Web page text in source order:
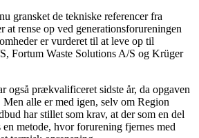
gransket de tekniske referencer fra
at rense op ved generationsforureningen
er vurderet til at leve op til
Fortum Waste Solutions A/S og Krüger
også prækvalificeret sidste år, da opgaven
alle er med igen, selv om Region
har stillet som krav, at der som en del
en metode, hvor forurening fjernes med